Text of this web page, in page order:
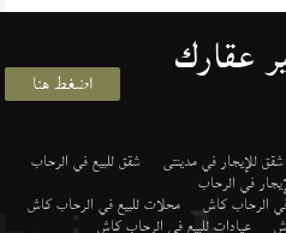
عقارك اضغط هنا
شقق للإيجار في مدينتى شقق للبيع في الرحاب
في الرحاب
في الرحاب كاش محلات للبيع في الرحاب كاش
عيادات للبيع في الرحاب كاش